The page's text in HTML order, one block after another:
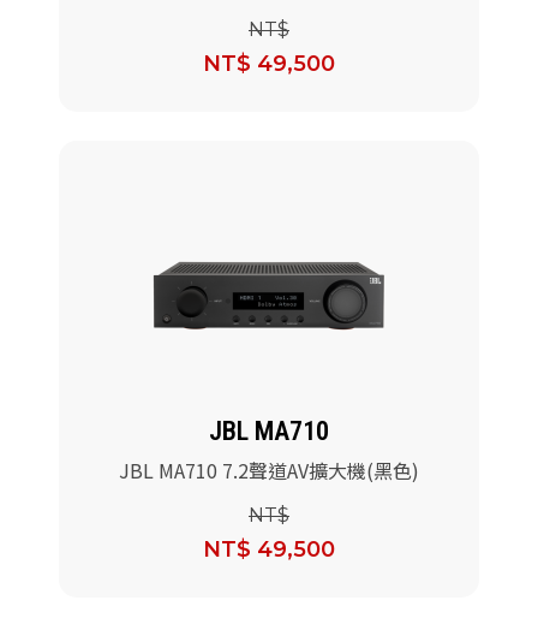
NT$
NT$ 49,500
JBL MA710
JBL MA710 7.2聲道AV擴大機(黑色)
NT$
NT$ 49,500